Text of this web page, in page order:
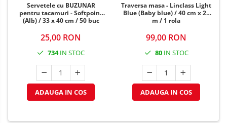
Servetele cu BUZUNAR
pentru tacamuri - Softpoint
(Alb) / 33 x 40 cm / 50 buc
25,00 RON
734IN STOC
ADAUGA IN COS
Traversa masa - Linclass Light
Blue (Baby blue) / 40 cm x 24
m / 1 rola
99,00 RON
80IN STOC
ADAUGA IN COS